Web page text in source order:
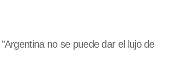
no se puede dar el lujo de